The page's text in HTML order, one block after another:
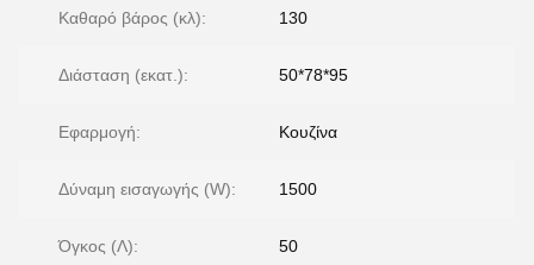
Καθαρό βάρος (κλ): 130
Διάσταση (εκατ.): 50*78*95
Εφαρμογή: Κουζίνα
Δύναμη εισαγωγής (W): 1500
Όγκος (Λ): 50